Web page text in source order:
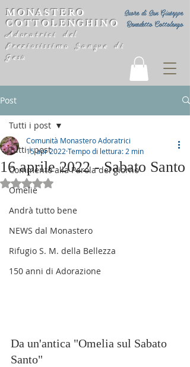
Suore di San Giuseppe
Benedetto Cottolengo
MONASTERO
COTTOLENGHINO
Adoratrici del
Preziosissimo Sangue di
Gesù
Post
Tutti i post
Commento alla Parola del giorno
Omelie
Andrà tutto bene
NEWS dal Monastero
Rifugio S. M. della Bellezza
150 anni di Adorazione
Tutti i post
16 aprile 2022 - Sabato Santo
Comunità Monastero Adoratrici
15 apr 2022 Tempo di lettura: 2 min
Valutazione NaN stelle su 5.
Da un'antica "Omelia sul Sabato
Santo"